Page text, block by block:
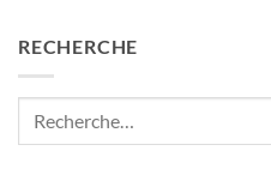
RECHERCHE